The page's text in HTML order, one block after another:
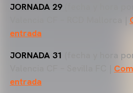
JORNADA 29(fecha y hora por
entrada
JORNADA 31 (fecha y hora
entrada